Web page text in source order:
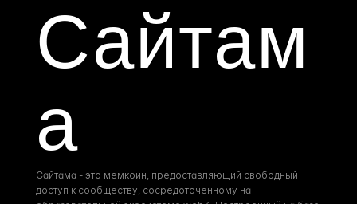
Сайтам
а
Сайтама - это мемкоин, предоставляющий свободный
доступ к сообществу, сосредоточенному на